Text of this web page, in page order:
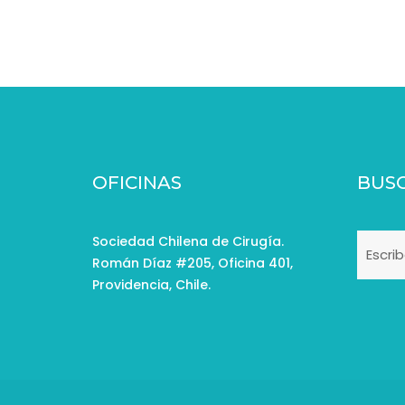
OFICINAS
Sociedad Chilena de Cirugía.
Román Díaz #205, Oficina 401,
Providencia, Chile.